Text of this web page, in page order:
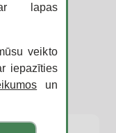
lapas
veikto
iepazīties
un